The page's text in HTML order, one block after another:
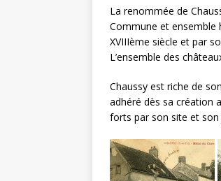
La renommée de
Commune et ensemble
XVIIIème siècle et par
L’ensemble des
Chaussy est riche de
adhéré dès sa création
forts par son site et